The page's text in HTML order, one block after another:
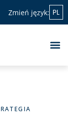
Zmień język: PL